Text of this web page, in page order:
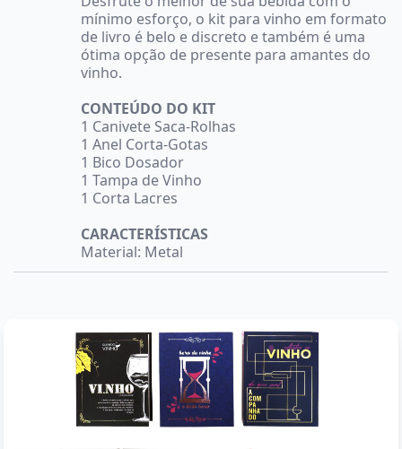
mínimo esforço, o kit para vinho em formato
de livro é belo e discreto e também é uma
ótima opção de presente para amantes do
vinho.
CONTEÚDO DO KIT
1 Canivete Saca-Rolhas
1 Anel Corta-Gotas
1 Bico Dosador
1 Tampa de Vinho
1 Corta Lacres
CARACTERÍSTICAS
Material: Metal